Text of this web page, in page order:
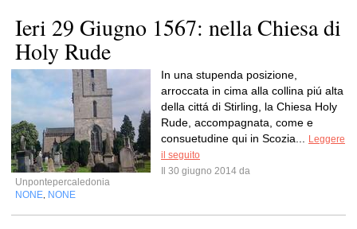
Ieri 29 Giugno 1567: nella Chiesa di
Holy Rude
In una stupenda posizione,
arroccata in cima alla collina piú alta
della cittá di Stirling, la Chiesa Holy
Rude, accompagnata, come e
consuetudine qui in Scozia...
Leggere
il seguito
Il 30 giugno 2014 da
Unpontepercaledonia
NONE NONE